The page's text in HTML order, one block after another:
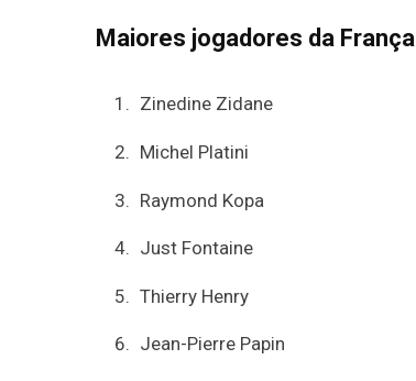
Maiores jogadores da França
Zinedine Zidane
Michel Platini
Raymond Kopa
Just Fontaine
Thierry Henry
Jean-Pierre Papin